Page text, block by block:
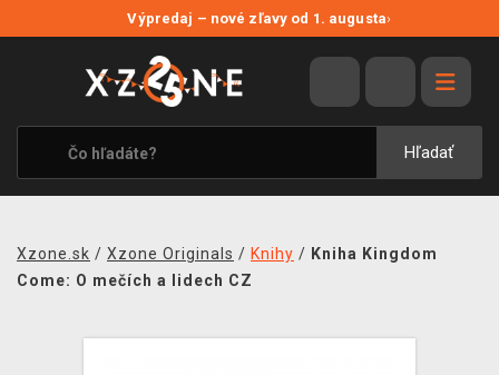
Výpredaj – nové zľavy od 1. augusta›
Hľadať
VÝPREDAJ
VIDEOHRY
XZONE ORIGINALS
TEMATIKY
MERCHANDISE
Xzone.sk / Xzone Originals / Knihy / Kniha Kingdom
Come: O mečích a lidech CZ